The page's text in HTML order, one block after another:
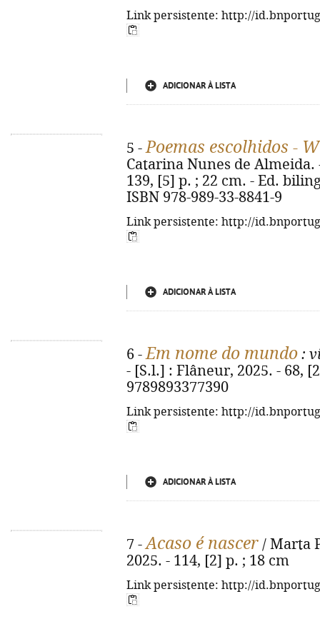
Link persistente: http://
ADICIONAR À LISTA
5 -Poemas escolhidos -
Catarina Nunes de
139, [5] p. ; 22 cm. - Ed.
ISBN 978-989-33-8841-9
Link persistente: http://
ADICIONAR À LISTA
6 -Em nome do mundo :
- [S.l.] : Flâneur, 2025. - 68,
9789893377390
Link persistente: http://
ADICIONAR À LISTA
7 -Acaso é nascer / Marta
2025. - 114, [2] p. ; 18 cm
Link persistente: http://